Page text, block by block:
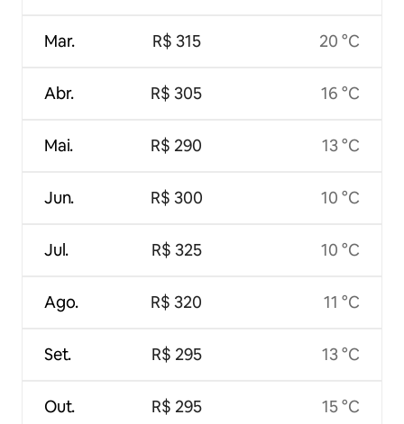
Mar.
Abr.
Mai.
Jun.
Jul.
Ago.
Set.
Out.
R$ 315
R$ 305
R$ 290
R$ 300
R$ 325
R$ 320
R$ 295
R$ 295
20 °C
16 °C
13 °C
10 °C
10 °C
11 °C
13 °C
15 °C